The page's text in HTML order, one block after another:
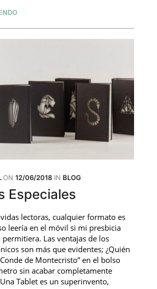
ON 12/06/2018 IN BLOG
Especiales
lectoras, cualquier formato es
leería en el móvil si mi presbicia
Las ventajas de los
son más que evidentes; ¿Quién
de Montecristo” en el bolso
sin acabar completamente
Tablet es un superinvento,